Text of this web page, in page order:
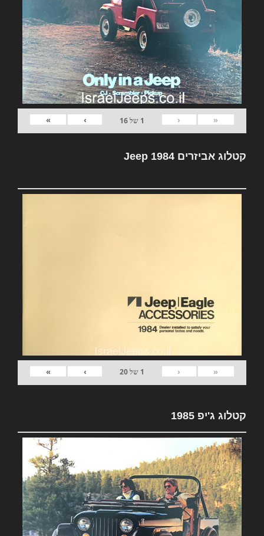
«
‹
1 של16
›
»
קטלוג אביזרים Jeep 1984
«
‹
1 של20
›
»
קטלוג ג'יפ 1985